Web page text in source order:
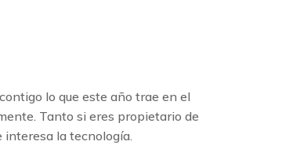
lo que este año trae en el
Tanto si eres propietario de
interesa la tecnología.